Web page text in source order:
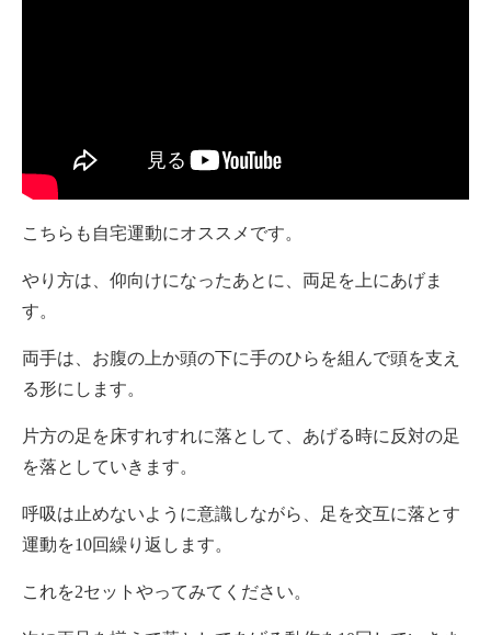
こちらも自宅運動にオススメです。
やり方は、仰向けになったあとに、両足を上にあげま
す。
両手は、お腹の上か頭の下に手のひらを組んで頭を支え
る形にします。
片方の足を床すれすれに落として、あげる時に反対の足
を落としていきます。
呼吸は止めないように意識しながら、足を交互に落とす
運動を10回繰り返します。
これを2セットやってみてください。